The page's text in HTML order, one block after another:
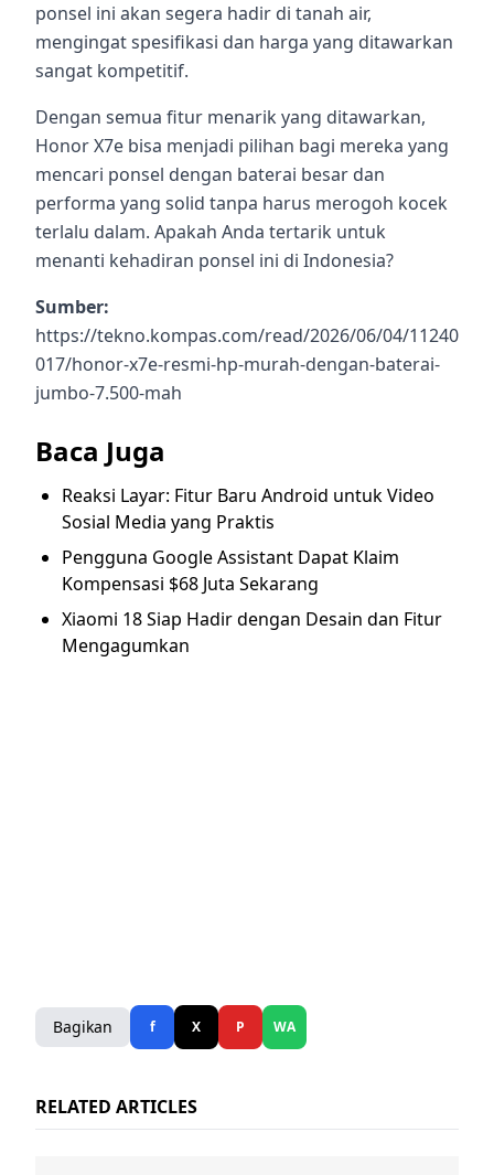
ponsel ini akan segera hadir di tanah air,
mengingat spesifikasi dan harga yang ditawarkan
sangat kompetitif.
Dengan semua fitur menarik yang ditawarkan,
Honor X7e bisa menjadi pilihan bagi mereka yang
mencari ponsel dengan baterai besar dan
performa yang solid tanpa harus merogoh kocek
terlalu dalam. Apakah Anda tertarik untuk
menanti kehadiran ponsel ini di Indonesia?
Sumber:
https://tekno.kompas.com/read/2026/06/04/11240
017/honor-x7e-resmi-hp-murah-dengan-baterai-
jumbo-7.500-mah
Baca Juga
Reaksi Layar: Fitur Baru Android untuk Video
Sosial Media yang Praktis
Pengguna Google Assistant Dapat Klaim
Kompensasi $68 Juta Sekarang
Xiaomi 18 Siap Hadir dengan Desain dan Fitur
Mengagumkan
Bagikan f X P WA
RELATED ARTICLES